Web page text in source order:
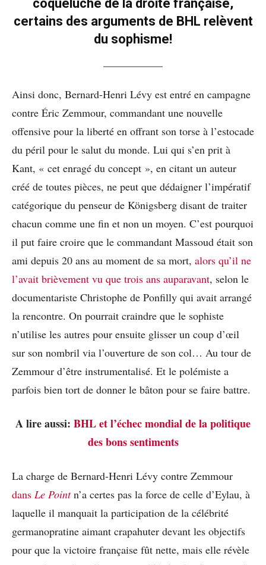
coqueluche de la droite française,
certains des arguments de BHL relèvent
du sophisme!
Ainsi donc, Bernard-Henri Lévy est entré en campagne
contre Éric Zemmour, commandant une nouvelle
offensive pour la liberté en offrant son torse à l’estocade
du péril pour le salut du monde. Lui qui s’en prit à
Kant, « cet enragé du concept », en citant un auteur
créé de toutes pièces, ne peut que dédaigner l’impératif
catégorique du penseur de Königsberg disant de traiter
chacun comme une fin et non un moyen. C’est pourquoi
il put faire croire que le commandant Massoud était son
ami depuis 20 ans au moment de sa mort, alors qu’il ne
l’avait brièvement vu que trois ans auparavant, selon le
documentariste Christophe de Ponfilly qui avait arrangé
la rencontre. On pourrait craindre que le sophiste
n’utilise les autres pour ensuite glisser un coup d’œil
sur son nombril via l’ouverture de son col… Au tour de
Zemmour d’être instrumentalisé. Et le polémiste a
parfois bien tort de donner le bâton pour se faire battre.
A lire aussi: BHL et l’échec mondial de la politique
des bons sentiments
La charge de Bernard-Henri Lévy contre Zemmour
dans Le Pointn’a certes pas la force de celle d’Eylau, à
laquelle il manquait la participation de la célébrité
germanopratine aimant crapahuter devant les objectifs
pour que la victoire française fût nette, mais elle révèle